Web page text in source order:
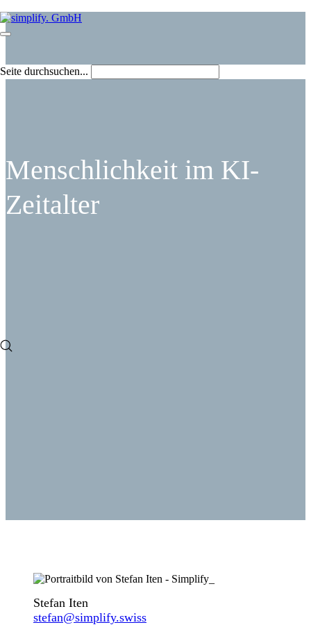
Seite durchsuchen...
Menschlichkeit im KI-
Zeitalter
Stefan Iten
stefan@simplify.swiss